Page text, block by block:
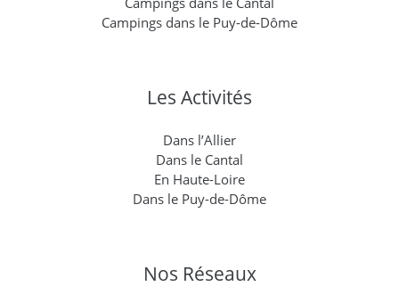
Campings dans le Puy-de-Dôme
Les Activités
Dans l’Allier
Dans le Cantal
En Haute-Loire
Dans le Puy-de-Dôme
Nos Réseaux